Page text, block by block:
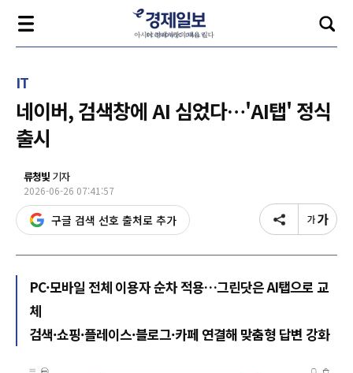
IT
네이버, 검색창에 AI 심었다…'AI탭' 정식
출시
류청빛 기자
2026-06-26 07:41:57
구글 검색 선호 출처로 추가
PC·모바일 전체 이용자 순차 적용…그린닷은 AI탭으로 교
체
검색·쇼핑·플레이스·블로그·카페 연결해 맞춤형 답변 강화